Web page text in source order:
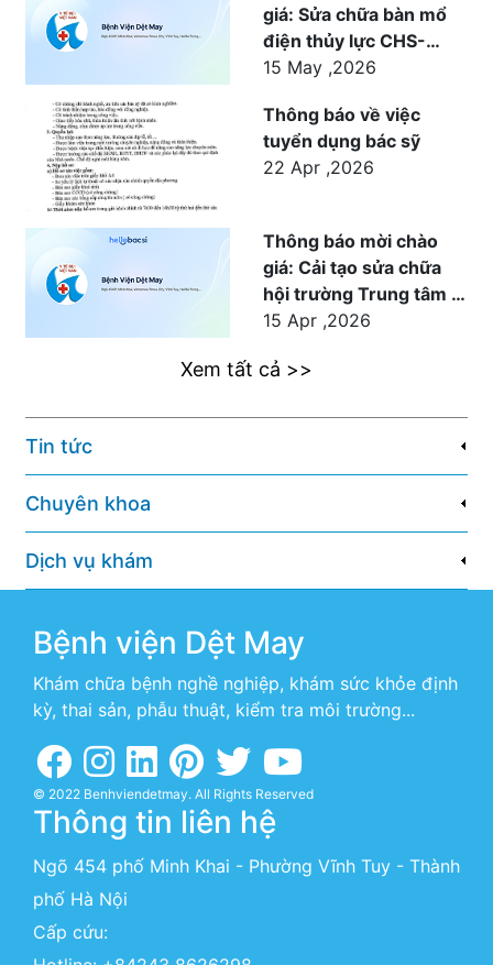
giá: Sửa chữa bàn mổ
điện thủy lực CHS-
1500 cho khoa Ngoại
chữa bệnh tại Bệnh
viện Dệt May
15 May ,2026
Thông báo về việc
tuyển dụng bác sỹ
22 Apr ,2026
Thông báo mời chào
giá: Cải tạo sửa chữa
hội trường Trung tâm Y
tế Dệt May
15 Apr ,2026
Xem tất cả >>
Tin tức
Chuyên khoa
Dịch vụ khám
Bệnh viện Dệt May
Khám chữa bệnh nghề nghiệp, khám sức khỏe định
kỳ, thai sản, phẫu thuật, kiểm tra môi trường...
© 2022 Benhviendetmay. All Rights Reserved
Thông tin liên hệ
Ngõ 454 phố Minh Khai - Phường Vĩnh Tuy - Thành
phố Hà Nội
Cấp cứu: